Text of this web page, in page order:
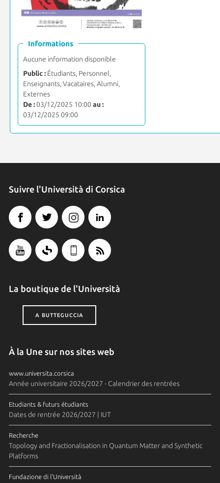
Informations
Aucune information disponible
Public :Étudiants, Personnel,
Enseignants, Vacataires, Alumni,
Externes
De :03/12/2025 10:00 au :
03/12/2025 09:00
Suivre l'Università di Corsica
La boutique de l'Università
A BUTTEGUCCIA
À la Une sur nos sites web
www.universita.corsica
Année universitaire 2026/2027 - Calendrier des rentrées
Etudiants & futurs étudiants
Dates de rentrée 2026/2027 | IUT
Recherche
Topology and Fractionalisation in Quantum Matter and Synthetic
Platforms
Fundazione di l'Università